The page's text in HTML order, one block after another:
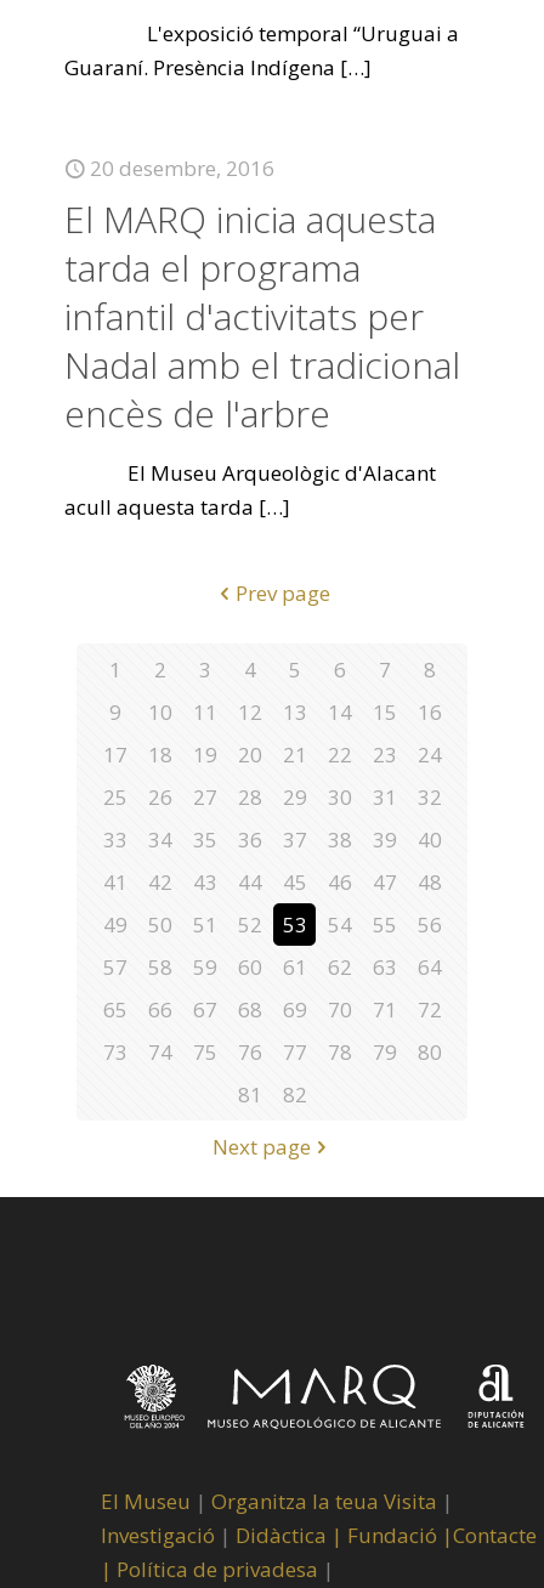
L'exposició temporal “Uruguai a
Guaraní. Presència Indígena […]
20 desembre, 2016
El MARQ inicia aquesta
tarda el programa
infantil d'activitats per
Nadal amb el tradicional
encès de l'arbre
El Museu Arqueològic d'Alacant
acull aquesta tarda […]
Prev page
1 2 3 4 5 6 7
8
9
10 11 12 13 14 15
16
17
18 19 20 21 22 23
24
25
26 27 28 29 30 31
32
33
34 35 36 37 38 39
40
41
42 43 44 45 46 47
48
49
50 51 52 53 54 55
56
57
58 59 60 61 62 63
64
65
66 67 68 69 70 71
72
73
74 75 76 77 78 79
80
81
82
Next page
El Museu | Organitza la teua Visita |
Investigació | Didàctica | Fundació |Contacte
| Política de privadesa |